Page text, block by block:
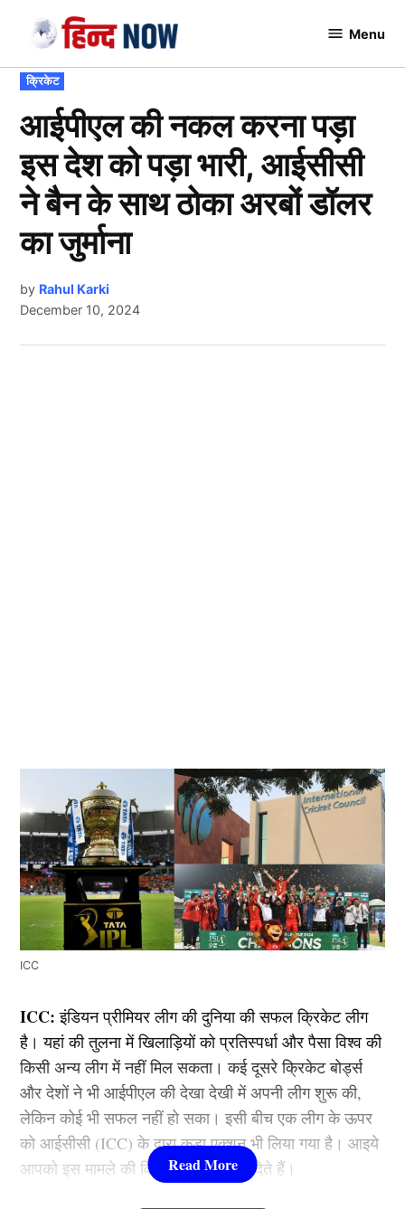
content
Menu
POSTED
IN
क्रिकेट
आईपीएल की नकल करना पड़ा
इस देश को पड़ा भारी, आईसीसी
ने बैन के साथ ठोका अरबों डॉलर
का जुर्माना
by Rahul Karki
December 10, 2024
ICC
ICC: इंडियन प्रीमियर लीग की दुनिया की सफल क्रिकेट लीग
है। यहां की तुलना में खिलाड़ियों को प्रतिस्पर्धा और पैसा विश्व की
किसी अन्य लीग में नहीं मिल सकता। कई दूसरे क्रिकेट बोर्ड्स
और देशों ने भी आईपीएल की देखा देखी में अपनी लीग शुरू की,
लेकिन कोई भी सफल नहीं हो सका। इसी बीच एक लीग के ऊपर
को आईसीसी (ICC) के द्वारा कड़ा एक्शन भी लिया गया है। आइये
आपको इस मामले की विस्तार से जानकारी देते हैं।